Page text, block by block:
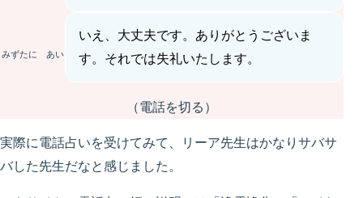
みずたに あい
いえ、大丈夫です。ありがとうございま
す。それでは失礼いたします。
（電話を切る）
実際に電話占いを受けてみて、リーア先生はかなりサバサ
バした先生だなと感じました。